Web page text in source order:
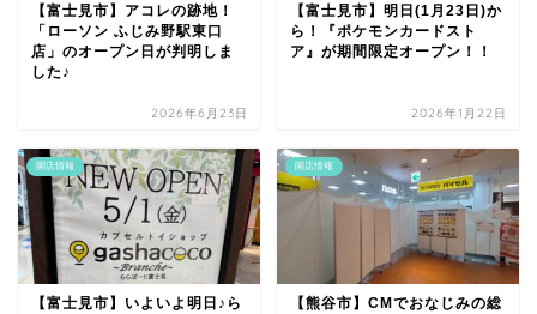
【富士見市】アコレの跡地！
「ローソン ふじみ野駅東口
店」のオープン日が判明しま
した♪
2026年6月23日
【富士見市】明日(1月23日)か
ら！『ポケモンカードスト
ア』が期間限定オープン！！
2026年1月22日
開店情報
【富士見市】いよいよ明日♪ら
開店情報
【熊谷市】CMでおなじみの総